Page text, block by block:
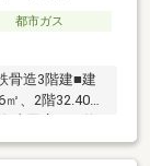
都市ガス
骨造3階建■建
㎡、2階32.40
岸里店まで約
300ｍ/徒歩4
立千本小学校